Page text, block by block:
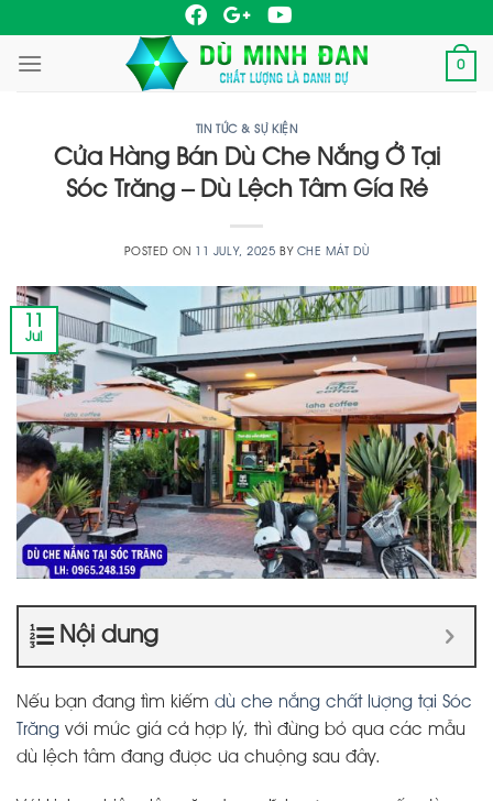
to
content
0
TIN TỨC & SỰ KIỆN
Cửa Hàng Bán Dù Che Nắng Ở Tại
Sóc Trăng – Dù Lệch Tâm Gía Rẻ
POSTED ON 11 JULY, 2025 BY CHE MÁT DÙ
Jul
Nội dung
Nếu bạn đang tìm kiếm dù che nắng chất lượng tại Sóc
Trăng với mức giá cả hợp lý, thì đừng bỏ qua các mẫu
dù lệch tâm đang được ưa chuộng sau đây.